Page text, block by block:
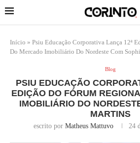
Início » Psiu Educação Corporativa Lança 12ª
Do Mercado Imobiliário Do Nordeste Com
Blog
PSIU EDUCAÇÃO
EDIÇÃO DO FÓRUM
IMOBILIÁRIO DO
MARTINS
escrito por Matheus Mattuvo 24